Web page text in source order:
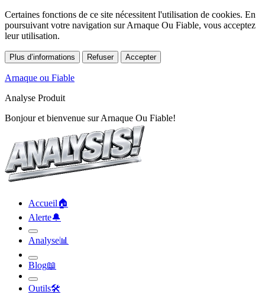
Certaines fonctions de ce site nécessitent l'utilisation de cookies. En
poursuivant votre navigation sur Arnaque Ou Fiable, vous acceptez
leur utilisation.
Plus d’informations Refuser Accepter
Arnaque ou Fiable
Analyse Produit
Bonjour et bienvenue sur Arnaque Ou Fiable!
Accueil🏠︎
Alerte🔔︎
Analyse📊︎
Blog📖︎
Outils🛠︎